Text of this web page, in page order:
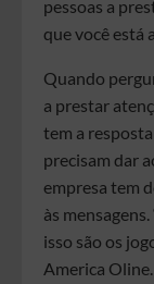
pessoas a
que você está
Quando
a prestar
tem a
precisam dar
empresa tem
às
isso são os
America